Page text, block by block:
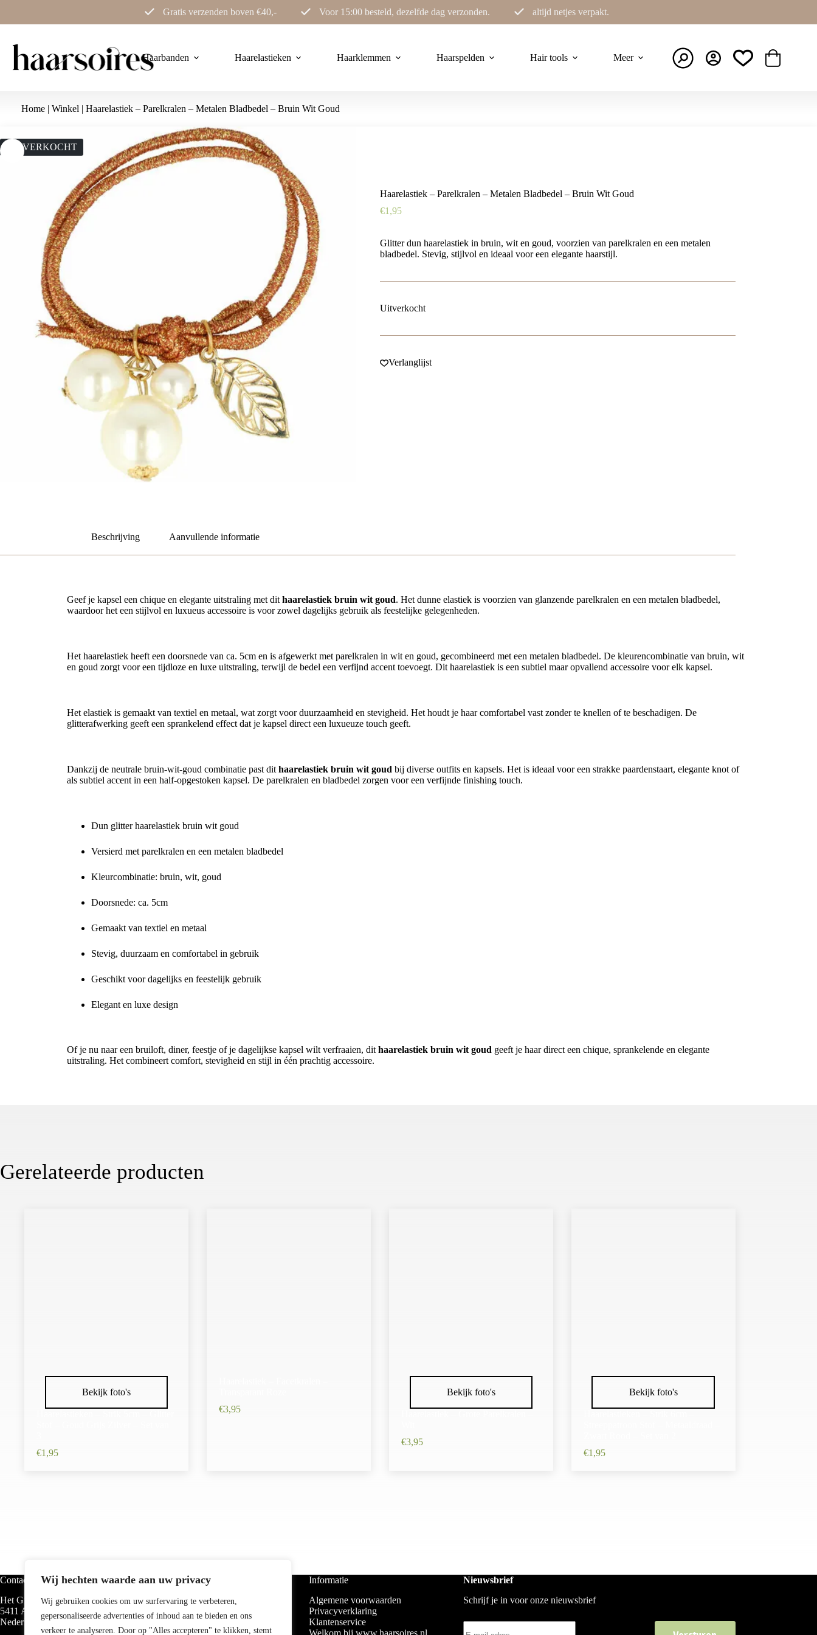
Wij hechten waarde aan uw privacy
Wij gebruiken cookies om uw surfervaring te verbeteren,
gepersonaliseerde advertenties of inhoud aan te bieden en ons
verkeer te analyseren. Door op "Alles accepteren" te klikken, stemt
de
Gratis verzenden boven €40,- Voor 15:00 besteld, dezelfde dag verzonden. altijd netjes verpakt.
Haarbanden Haarelastieken Haarklemmen Haarspelden Hair tools Meer Winkelwagen
Home | Winkel | Haarelastiek – Parelkralen – Metalen Bladbedel – Bruin Wit Goud
UITVERKOCHT
Haarelastiek – Parelkralen – Metalen Bladbedel – Bruin Wit Goud
€1,95
Glitter dun haarelastiek in bruin, wit en goud, voorzien van parelkralen en een metalen
bladbedel. Stevig, stijlvol en ideaal voor een elegante haarstijl.
Uitverkocht
Verlanglijst
Beschrijving Aanvullende informatie
Geef je kapsel een chique en elegante uitstraling met dit haarelastiek bruin wit goud. Het dunne elastiek is voorzien van glanzende parelkralen en een metalen bladbedel,
waardoor het een stijlvol en luxueus accessoire is voor zowel dagelijks gebruik als feestelijke gelegenheden.
Het haarelastiek heeft een doorsnede van ca. 5cm en is afgewerkt met parelkralen in wit en goud, gecombineerd met een metalen bladbedel. De kleurencombinatie van bruin, wit
en goud zorgt voor een tijdloze en luxe uitstraling, terwijl de bedel een verfijnd accent toevoegt. Dit haarelastiek is een subtiel maar opvallend accessoire voor elk kapsel.
Het elastiek is gemaakt van textiel en metaal, wat zorgt voor duurzaamheid en stevigheid. Het houdt je haar comfortabel vast zonder te knellen of te beschadigen. De
glitterafwerking geeft een sprankelend effect dat je kapsel direct een luxueuze touch geeft.
Dankzij de neutrale bruin-wit-goud combinatie past dit haarelastiek bruin wit goud bij diverse outfits en kapsels. Het is ideaal voor een strakke paardenstaart, elegante knot of
als subtiel accent in een half-opgestoken kapsel. De parelkralen en bladbedel zorgen voor een verfijnde finishing touch.
Dun glitter haarelastiek bruin wit goud
Versierd met parelkralen en een metalen bladbedel
Kleurcombinatie: bruin, wit, goud
Doorsnede: ca. 5cm
Gemaakt van textiel en metaal
Stevig, duurzaam en comfortabel in gebruik
Geschikt voor dagelijks en feestelijk gebruik
Elegant en luxe design
Of je nu naar een bruiloft, diner, feestje of je dagelijkse kapsel wilt verfraaien, dit haarelastiek bruin wit goud geeft je haar direct een chique, sprankelende en elegante
uitstraling. Het combineert comfort, stevigheid en stijl in één prachtig accessoire.
Gerelateerde producten
Bekijk foto's
€1,95
€3,95
Bekijk foto's
€3,95
Bekijk foto's
€1,95
Contact
Het Groen 40
5411 AE Knegsel
Nederland
Categorieën
Haarbanden
Haarelastieken
Haarklemmen
Haarspelden
Informatie
Algemene voorwaarden
Privacyverklaring
Klantenservice
Welkom bij www.haarsoires.nl
Nieuwsbrief
Schrijf je in voor onze nieuwsbrief